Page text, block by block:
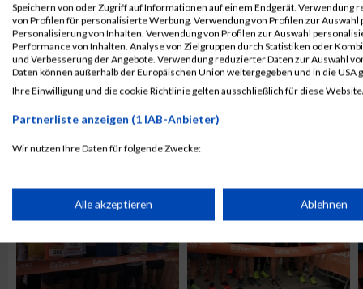
Speichern von oder Zugriff auf Informationen auf einem Endgerät. Verwendung
von Profilen für personalisierte Werbung. Verwendung von Profilen zur
Personalisierung von Inhalten. Verwendung von Profilen zur Auswahl
Performance von Inhalten. Analyse von Zielgruppen durch Statistiken oder
und Verbesserung der Angebote. Verwendung reduzierter Daten zur Auswahl
Daten können außerhalb der Europäischen Union weitergegeben und in die USA
Ihre Einwilligung und die cookie Richtlinie gelten ausschließlich für diese
Partnerliste anzeigen (1 IAB-Anbieter)
Wir nutzen Ihre Daten für folgende Zwecke:
Speichern von oder Zugriff auf Informationen auf einem
Verwendung reduzierter Daten zur Auswahl von
Alle akzeptieren Ablehnen